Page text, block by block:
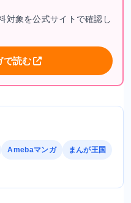
対象を公式サイトで確認し
で読む
Amebaマンガ まんが王国